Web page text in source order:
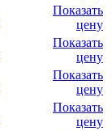
Показать
цену
Показать
цену
Показать
цену
Показать
цену